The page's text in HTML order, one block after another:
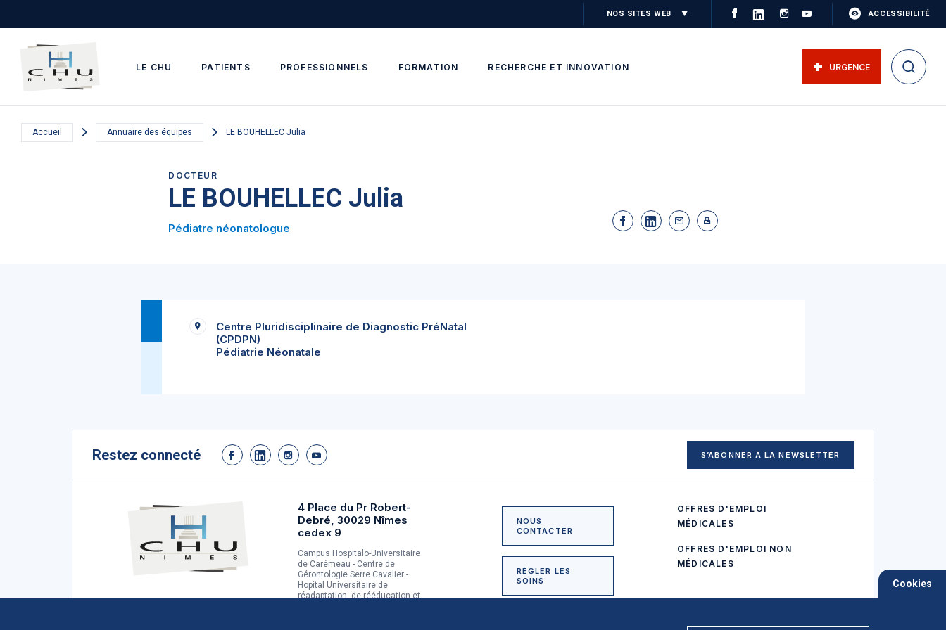
LE CHU PATIENTS PROFESSIONNELS FORMATION RECHERCHE ET INNOVATION
NOS SITES WEB ACCESSIBILITÉ
URGENCE
Accueil Annuaire des équipes LE BOUHELLEC Julia
DOCTEUR
LE BOUHELLEC Julia
Pédiatre néonatologue
Centre Pluridisciplinaire de Diagnostic PréNatal
(CPDPN)
Pédiatrie Néonatale
Restez connecté S’ABONNER À LA NEWSLETTER
4 Place du Pr Robert-
Debré, 30029 Nîmes
cedex 9
Campus Hospitalo-Universitaire
de Carémeau - Centre de
Gérontologie Serre Cavalier -
Hopital Universitaire de
réadaptation, de rééducation et
NOUS
CONTACTER
RÉGLER LES
SOINS
OFFRES D'EMPLOI
MÉDICALES
OFFRES D'EMPLOI NON
MÉDICALES
Cookies